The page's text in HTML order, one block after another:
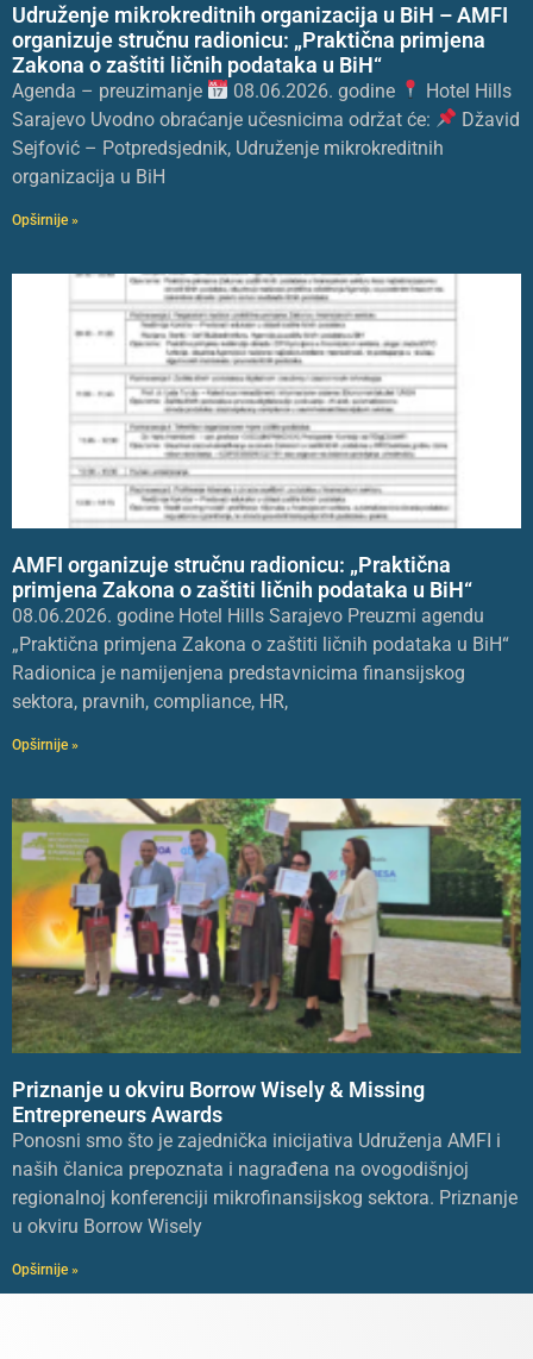
Udruženje mikrokreditnih organizacija u BiH – AMFI
organizuje stručnu radionicu: „Praktična primjena
Zakona o zaštiti ličnih podataka u BiH“
Agenda – preuzimanje 08.06.2026. godine
Hotel Hills
Sarajevo Uvodno obraćanje učesnicima održat će:
Džavid
Sejfović – Potpredsjednik, Udruženje mikrokreditnih
organizacija u BiH
Opširnije »
AMFI organizuje stručnu radionicu: „Praktična
primjena Zakona o zaštiti ličnih podataka u BiH“
08.06.2026. godine Hotel Hills Sarajevo Preuzmi agendu
„Praktična primjena Zakona o zaštiti ličnih podataka u BiH“
Radionica je namijenjena predstavnicima finansijskog
sektora, pravnih, compliance, HR,
Opširnije »
Priznanje u okviru Borrow Wisely & Missing
Entrepreneurs Awards
Ponosni smo što je zajednička inicijativa Udruženja AMFI i
naših članica prepoznata i nagrađena na ovogodišnjoj
regionalnoj konferenciji mikrofinansijskog sektora. Priznanje
u okviru Borrow Wisely
Opširnije »